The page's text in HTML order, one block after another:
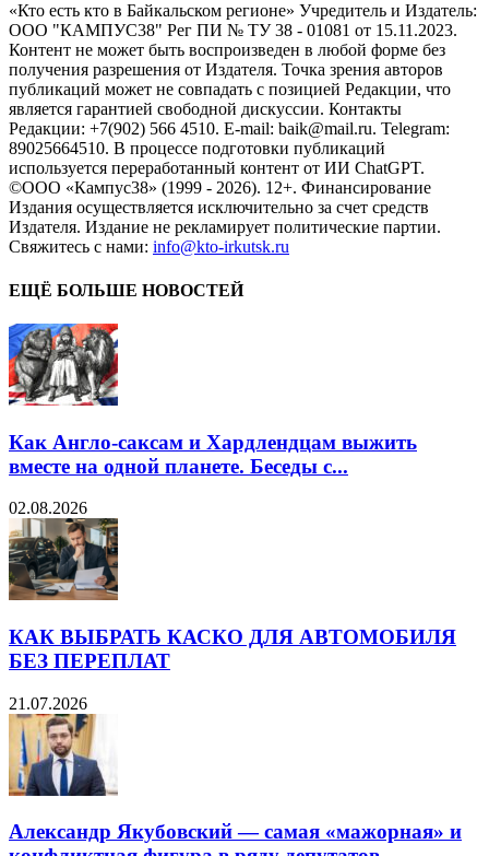
«Кто есть кто в Байкальском регионе» Учредитель и Издатель:
ООО "КАМПУС38" Рег ПИ № ТУ 38 - 01081 от 15.11.2023.
Контент не может быть воспроизведен в любой форме без
получения разрешения от Издателя. Точка зрения авторов
публикаций может не совпадать с позицией Редакции, что
является гарантией свободной дискуссии. Контакты
Редакции: +7(902) 566 4510. E-mail: baik@mail.ru. Telegram:
89025664510. В процессе подготовки публикаций
используется переработанный контент от ИИ ChatGPT.
©ООО «Кампус38» (1999 - 2026). 12+. Финансирование
Издания осуществляется исключительно за счет средств
Издателя. Издание не рекламирует политические партии.
Свяжитесь с нами: info@kto-irkutsk.ru
ЕЩЁ БОЛЬШЕ НОВОСТЕЙ
Как Англо-саксам и Хардлендцам выжить
вместе на одной планете. Беседы с...
02.08.2026
КАК ВЫБРАТЬ КАСКО ДЛЯ АВТОМОБИЛЯ
БЕЗ ПЕРЕПЛАТ
21.07.2026
Александр Якубовский — самая «мажорная» и